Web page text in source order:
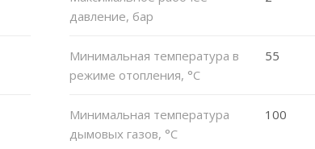
давление, бар
Минимальная температура в
режиме отопления, °C
55
Минимальная температура
дымовых газов, °C
100